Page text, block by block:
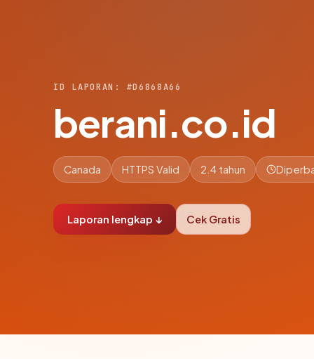
ID LAPORAN: #D6868A66
berani.co.id
Canada HTTPS Valid 2.4 tahun
Laporan lengkap ↓ Cek Gratis